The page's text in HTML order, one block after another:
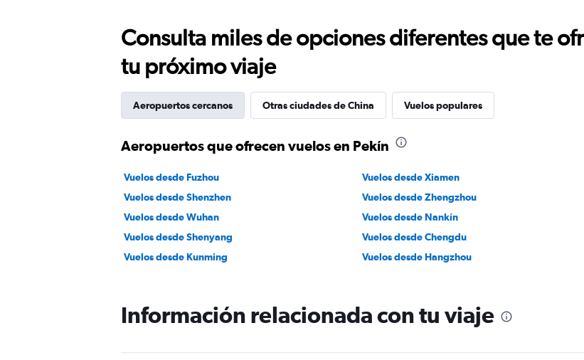
Consulta miles de opciones diferentes que te
tu próximo viaje
Aeropuertos cercanos Otras ciudades de China Vuelos populares
Aeropuertos que ofrecen vuelos en Pekín
Vuelos desde Fuzhou Vuelos desde Xiamen
Vuelos desde Shenzhen
Vuelos desde Zhengzhou
Vuelos desde Wuhan
Vuelos desde Nankín
Vuelos desde Shenyang
Vuelos desde Chengdu
Vuelos desde Kunming
Vuelos desde Hangzhou
Información relacionada con tu viaje